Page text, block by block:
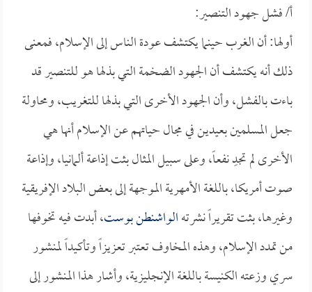
أ/ فشل جهود التنصير:
أولها: أن الغرب حينما يكتشف عودة الناس إلى الإسلام، فمعنى
ذلك أنه يكتشف أن الجهود الضخمة التي بذلها هو للتنصير قد
باءت بالفشل، وأن الجهود الأخرى التي بذلها للتغريب، ومحاولة
جعل المسلمين بعيدين في مجال حياتهم عن الإسلام أنها هي
الأخرى لم تجدِ نفعاً، وعلى سبيل المثال بثت إذاعة ألمانيا، وإذاعة
صوت أمريكا، باللغة الأمهرية الموجهة إلى بعض البلاد الإفريقية
وغيرها، بثت تقريراً نشرتهالواشنطن بوست، أبدت فيه تخوفها
من تمدد الإسلام، وهذه المخاوف تعتبر تعزيزاً وتأكيداً لمنشور
سري وزعته الكنيسة باللغة الإنجليزية، وأشار هذا المنشور إلى